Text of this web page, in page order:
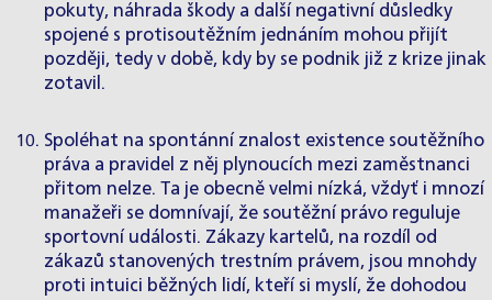
pokuty, náhrada škody a další negativní důsledky
spojené s protisoutěžním jednáním mohou přijít
později, tedy v době, kdy by se podnik již z krize jinak
zotavil.
Spoléhat na spontánní znalost existence soutěžního
práva a pravidel z něj plynoucích mezi zaměstnanci
přitom nelze. Ta je obecně velmi nízká, vždyť i mnozí
manažeři se domnívají, že soutěžní právo reguluje
sportovní události. Zákazy kartelů, na rozdíl od
zákazů stanovených trestním právem, jsou mnohdy
proti intuici běžných lidí, kteří si myslí, že dohodou